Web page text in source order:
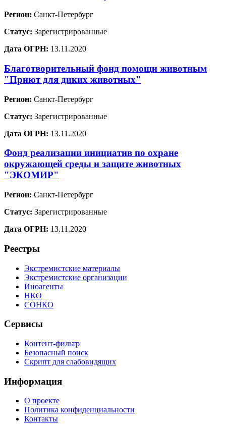
Регион: Санкт-Петербург
Статус: Зарегистрированные
Дата ОГРН: 13.11.2020
Благотворительный фонд помощи животным
"Приют для диких животных"
Регион: Санкт-Петербург
Статус: Зарегистрированные
Дата ОГРН: 13.11.2020
Фонд реализации инициатив по охране
окружающей среды и защите животных
"ЭКОМИР"
Регион: Санкт-Петербург
Статус: Зарегистрированные
Дата ОГРН: 13.11.2020
Реестры
Экстремистские материалы
Экстремистские организации
Иноагенты
НКО
СОНКО
Сервисы
Контент-фильтр
Безопасный поиск
Скрипт для слабовидящих
Информация
О проекте
Политика конфиденциальности
Контакты